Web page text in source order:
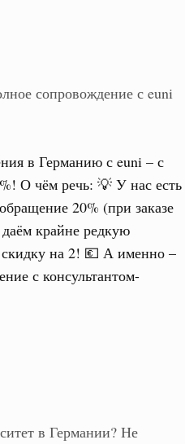
сопровождение с euni
в Германию с euni – с
О чём речь: 💡 У нас есть
20% (при заказе
крайне редкую
на 2! 💶 А именно –
с консультантом-
в Германии? Не